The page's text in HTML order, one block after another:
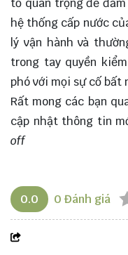
tố quan trọng để
hệ thống cấp nước
lý vận hành và
trong tay quyền
phó với mọi sự cố bất
Rất mong các bạn
cập nhật thông tin
off
0.0 0 Đánh giá